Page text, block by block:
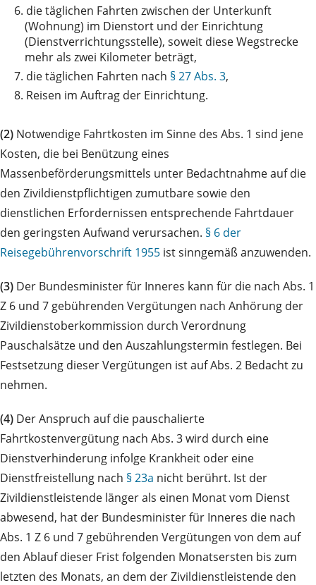
6. die täglichen Fahrten zwischen der Unterkunft
(Wohnung) im Dienstort und der Einrichtung
(Dienstverrichtungsstelle), soweit diese Wegstrecke
mehr als zwei Kilometer beträgt,
7. die täglichen Fahrten nach § 27 Abs. 3,
8. Reisen im Auftrag der Einrichtung.
(2) Notwendige Fahrtkosten im Sinne des Abs. 1 sind jene
Kosten, die bei Benützung eines
Massenbeförderungsmittels unter Bedachtnahme auf die
den Zivildienstpflichtigen zumutbare sowie den
dienstlichen Erfordernissen entsprechende Fahrtdauer
den geringsten Aufwand verursachen. § 6 der
Reisegebührenvorschrift 1955 ist sinngemäß anzuwenden.
(3) Der Bundesminister für Inneres kann für die nach Abs. 1
Z 6 und 7 gebührenden Vergütungen nach Anhörung der
Zivildienstoberkommission durch Verordnung
Pauschalsätze und den Auszahlungstermin festlegen. Bei
Festsetzung dieser Vergütungen ist auf Abs. 2 Bedacht zu
nehmen.
(4) Der Anspruch auf die pauschalierte
Fahrtkostenvergütung nach Abs. 3 wird durch eine
Dienstverhinderung infolge Krankheit oder eine
Dienstfreistellung nach § 23a nicht berührt. Ist der
Zivildienstleistende länger als einen Monat vom Dienst
abwesend, hat der Bundesminister für Inneres die nach
Abs. 1 Z 6 und 7 gebührenden Vergütungen von dem auf
den Ablauf dieser Frist folgenden Monatsersten bis zum
letzten des Monats, an dem der Zivildienstleistende den